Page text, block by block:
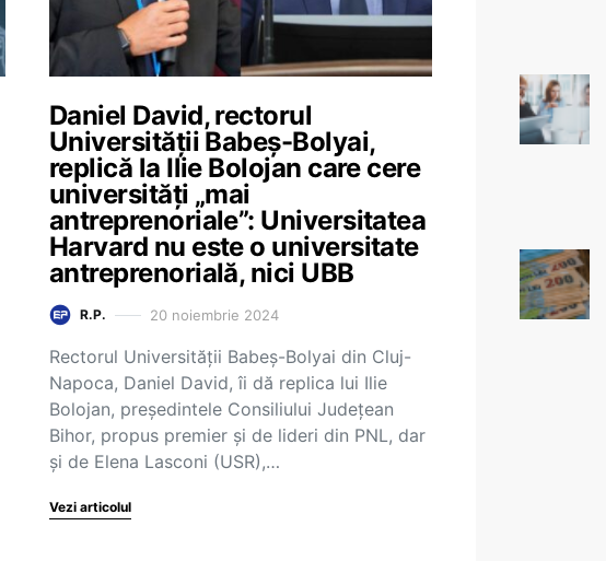
Daniel David, rectorul
Universității Babeș-Bolyai,
replică la Ilie Bolojan care cere
universități „mai
antreprenoriale”: Universitatea
Harvard nu este o universitate
antreprenorială, nici UBB
R.P. 20 noiembrie 2024
Rectorul Universității Babeș-Bolyai din Cluj-
Napoca, Daniel David, îi dă replica lui Ilie
Bolojan, președintele Consiliului Județean
Bihor, propus premier și de lideri din PNL, dar
și de Elena Lasconi (USR),…
Vezi articolul